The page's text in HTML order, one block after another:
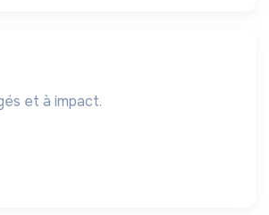
et à impact.